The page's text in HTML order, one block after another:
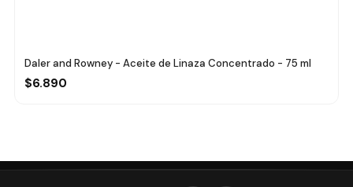
Daler and Rowney - Aceite de Linaza Concentrado - 75 ml
$6.890